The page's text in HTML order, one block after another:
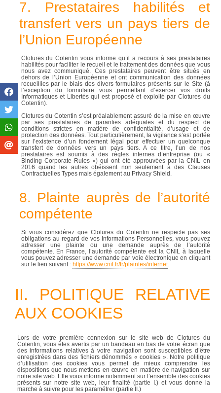
7. Prestataires habilités et
transfert vers un pays tiers de
l’Union Européenne
Clotures du Cotentin vous informe qu’il a recours à ses prestataires
habilités pour faciliter le recueil et le traitement des données que vous
nous avez communiqué. Ces prestataires peuvent être situés en
dehors de l’Union Européenne et ont communication des données
recueillies par le biais des divers formulaires présents sur le Site (à
l’exception du formulaire vous permettant d’exercer vos droits
Informatiques et Libertés qui est proposé et exploité par Clotures du
Cotentin).
Clotures du Cotentin s’est préalablement assuré de la mise en œuvre
par ses prestataires de garanties adéquates et du respect de
conditions strictes en matière de confidentialité, d’usage et de
protection des données. Tout particulièrement, la vigilance s’est portée
sur l’existence d’un fondement légal pour effectuer un quelconque
transfert de données vers un pays tiers. A ce titre, l’un de nos
prestataires est soumis à des règles internes d’entreprise (ou «
Binding Corporate Rules ») qui ont été approuvées par la CNIL en
2016 quand les autres obéissent non seulement à des Clauses
Contractuelles Types mais également au Privacy Shield.
8. Plainte auprès de l’autorité
compétente
Si vous considérez que Clotures du Cotentin ne respecte pas ses
obligations au regard de vos Informations Personnelles, vous pouvez
adresser une plainte ou une demande auprès de l’autorité
compétente. En France, l’autorité compétente est la CNIL à laquelle
vous pouvez adresser une demande par voie électronique en cliquant
sur le lien suivant : https://www.cnil.fr/fr/plaintes/internet.
II. POLITIQUE RELATIVE
AUX COOKIES
Lors de votre première connexion sur le site web de Clotures du
Cotentin, vous êtes avertis par un bandeau en bas de votre écran que
des informations relatives à votre navigation sont susceptibles d’être
enregistrées dans des fichiers dénommés « cookies ». Notre politique
d’utilisation des cookies vous permet de mieux comprendre les
dispositions que nous mettons en œuvre en matière de navigation sur
notre site web. Elle vous informe notamment sur l’ensemble des cookies
présents sur notre site web, leur finalité (partie I.) et vous donne la
marche à suivre pour les paramétrer (partie II.)